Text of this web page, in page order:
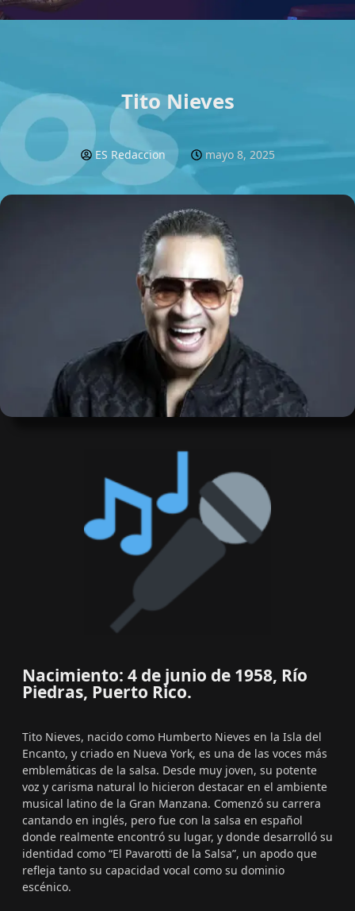
Tito Nieves
ES Redaccion mayo 8, 2025
Nacimiento: 4 de junio de 1958, Río
Piedras, Puerto Rico.
Tito Nieves, nacido como Humberto Nieves en la Isla del
Encanto, y criado en Nueva York, es una de las voces más
emblemáticas de la salsa. Desde muy joven, su potente
voz y carisma natural lo hicieron destacar en el ambiente
musical latino de la Gran Manzana. Comenzó su carrera
cantando en inglés, pero fue con la salsa en español
donde realmente encontró su lugar, y donde desarrolló su
identidad como “El Pavarotti de la Salsa”, un apodo que
refleja tanto su capacidad vocal como su dominio
escénico.